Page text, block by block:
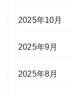
2025年10月
2025年9月
2025年8月